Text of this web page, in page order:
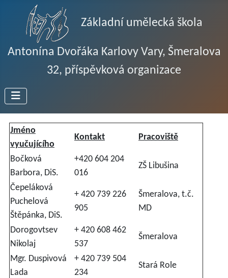
Základní umělecká škola
Antonína Dvořáka Karlovy Vary, Šmeralova
32, příspěvková organizace
Jméno
vyučujícího
Kontakt Pracoviště
Bočková
Barbora, DiS.
+420 604 204
016
ZŠ Libušina
Čepeláková
Puchelová
Štěpánka, DiS.
+ 420 739 226
905
Šmeralova, t.č.
MD
Dorogovtsev
Nikolaj
+ 420 608 462
537
Šmeralova
Mgr. Duspivová
Lada
+ 420 739 504
234
Stará Role